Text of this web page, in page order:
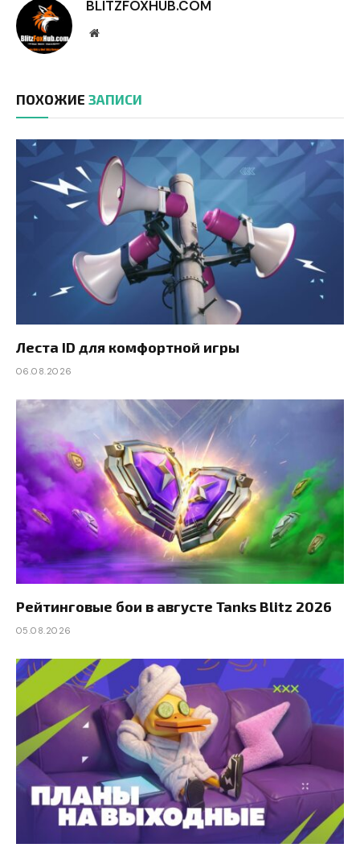
BLITZFOXHUB.COM
Website
ПОХОЖИЕ ЗАПИСИ
Леста ID для комфортной игры
06.08.2026
Рейтинговые бои в августе Tanks Blitz 2026
05.08.2026